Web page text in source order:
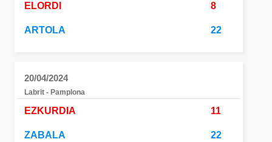
ELORDI 8
ARTOLA 22
20/04/2024
Labrit - Pamplona
EZKURDIA 11
ZABALA 22